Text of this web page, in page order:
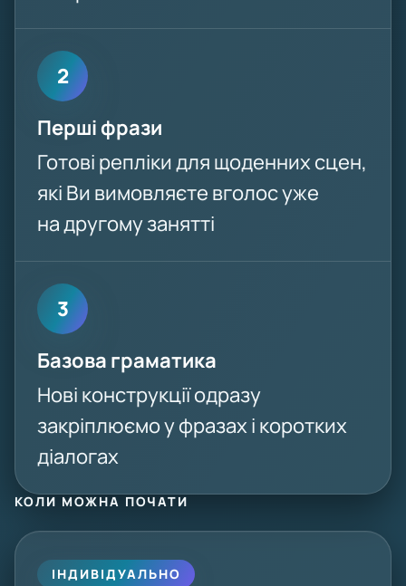
2
Перші фрази
Готові репліки для щоденних сцен,
які Ви вимовляєте вголос уже
на другому занятті
3
Базова граматика
Нові конструкції одразу
закріплюємо у фразах і коротких
діалогах
КОЛИ МОЖНА ПОЧАТИ
ІНДИВІДУАЛЬНО